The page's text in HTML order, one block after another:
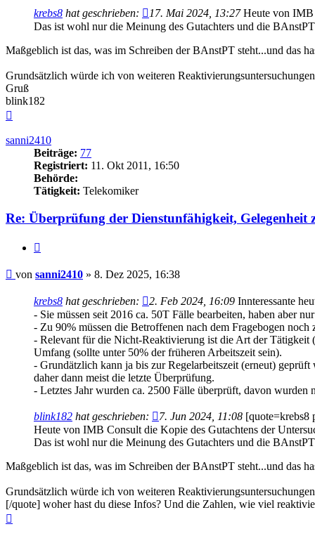
krebs8 hat geschrieben: 17. Mai 2024, 13:27Heute von IMB
Das ist wohl nur die Meinung des Gutachters und die
Maßgeblich ist das, was im Schreiben der BAnstPT steht...und das
Grundsätzlich würde ich von weiteren Reaktivierungsuntersuchungen
Gruß
blink182
sanni2410
Beiträge: 77
Registriert: 11. Okt 2011, 16:50
Behörde:
Tätigkeit: Telekomiker
Re: Überprüfung der Dienstunfähigkeit, Gelegenheit
Beitrag
von sanni2410 » 8. Dez 2025, 16:38
krebs8 hat geschrieben: 2. Feb 2024, 16:09 Innteressante
- Sie müssen seit 2016 ca. 50T Fälle bearbeiten, haben aber
- Zu 90% müssen die Betroffenen nach dem Fragebogen
- Relevant für die Nicht-Reaktivierung ist die Art der Tätigkeit
Umfang (sollte unter 50% der früheren Arbeitszeit sein).
- Grundätzlich kann ja bis zur Regelarbeitszeit (erneut)
daher dann meist die letzte Überprüfung.
- Letztes Jahr wurden ca. 2500 Fälle überprüft, davon
blink182 hat geschrieben: 7. Jun 2024, 11:08 [quote=krebs8
Heute von IMB Consult die Kopie des Gutachtens der
Das ist wohl nur die Meinung des Gutachters und die
Maßgeblich ist das, was im Schreiben der BAnstPT steht...und das
Grundsätzlich würde ich von weiteren Reaktivierungsuntersuchungen
[/quote] woher hast du diese Infos? Und die Zahlen, wie viel